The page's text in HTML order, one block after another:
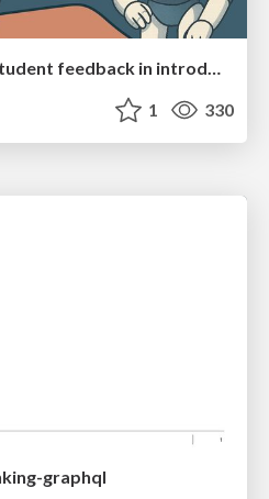
Leveraging LLMs for student feedback in introductory data science courses - posit::conf(2025)
1 330
graphql